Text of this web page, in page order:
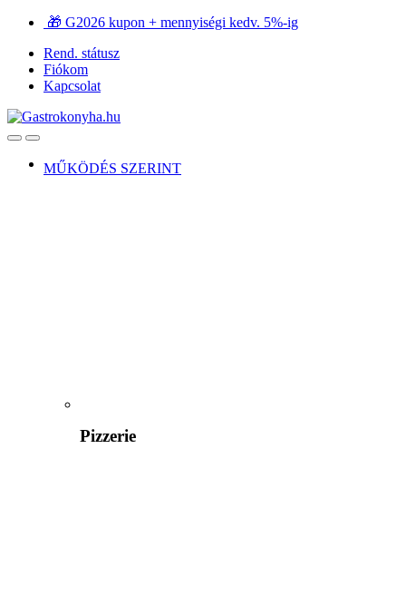
Ugrás
navigációhoz
Ugrás
tartalomra
🎁 G2026 kupon + mennyiségi kedv. 5%-ig
Rend. státusz
Fiókom
Kapcsolat
OpenClose
MŰKÖDÉS SZERINT
Pizzerie